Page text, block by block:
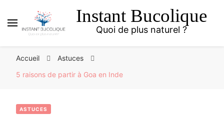
Instant Bucolique
Quoi de plus naturel ?
Accueil
Astuces
5 raisons de partir à Goa en Inde
ASTUCES